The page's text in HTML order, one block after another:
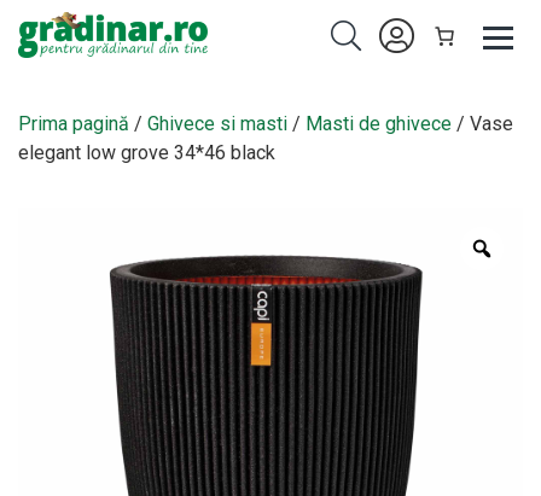
Prima pagină / Ghivece si masti / Masti de ghivece / Vase
elegant low grove 34*46 black